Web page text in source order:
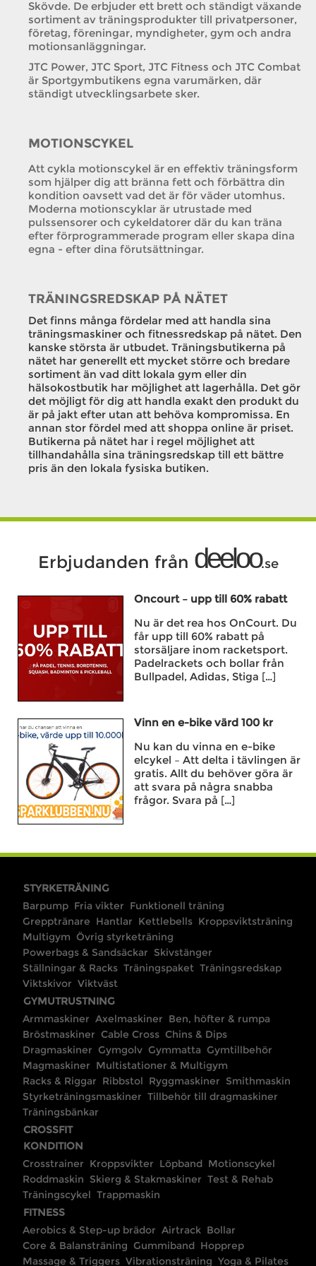
Skövde. De erbjuder ett brett och ständigt växande
sortiment av träningsprodukter till privatpersoner,
företag, föreningar, myndigheter, gym och andra
motionsanläggningar.
JTC Power, JTC Sport, JTC Fitness och JTC Combat
är Sportgymbutikens egna varumärken, där
ständigt utvecklingsarbete sker.
MOTIONSCYKEL
Att cykla motionscykel är en effektiv träningsform
som hjälper dig att bränna fett och förbättra din
kondition oavsett vad det är för väder utomhus.
Moderna motionscyklar är utrustade med
pulssensorer och cykeldatorer där du kan träna
efter förprogrammerade program eller skapa dina
egna - efter dina förutsättningar.
TRÄNINGSREDSKAP PÅ NÄTET
Det finns många fördelar med att handla sina
träningsmaskiner och fitnessredskap på nätet. Den
kanske största är utbudet. Träningsbutikerna på
nätet har generellt ett mycket större och bredare
sortiment än vad ditt lokala gym eller din
hälsokostbutik har möjlighet att lagerhålla. Det gör
det möjligt för dig att handla exakt den produkt du
är på jakt efter utan att behöva kompromissa. En
annan stor fördel med att shoppa online är priset.
Butikerna på nätet har i regel möjlighet att
tillhandahålla sina träningsredskap till ett bättre
pris än den lokala fysiska butiken.
Erbjudanden från deeloo.se
Oncourt – upp till 60% rabatt
Nu är det rea hos OnCourt. Du
får upp till 60% rabatt på
storsäljare inom racketsport.
Padelrackets och bollar från
Bullpadel, Adidas, Stiga […]
Vinn en e-bike värd 100 kr
Nu kan du vinna en e-bike
elcykel – Att delta i tävlingen är
gratis. Allt du behöver göra är
att svara på några snabba
frågor. Svara på […]
STYRKETRÄNING
Barpump Fria vikter Funktionell träning
Grepptränare Hantlar Kettlebells Kroppsviktsträning
Multigym Övrig styrketräning
Powerbags & Sandsäckar Skivstänger
Ställningar & Racks Träningspaket Träningsredskap
Viktskivor Viktväst
GYMUTRUSTNING
Armmaskiner Axelmaskiner Ben, höfter & rumpa
Bröstmaskiner Cable Cross Chins & Dips
Dragmaskiner Gymgolv Gymmatta Gymtillbehör
Magmaskiner Multistationer & Multigym
Racks & Riggar Ribbstol Ryggmaskiner Smithmaskin
Styrketräningsmaskiner Tillbehör till dragmaskiner
Träningsbänkar
CROSSFIT
KONDITION
Crosstrainer Kroppsvikter Löpband Motionscykel
Roddmaskin Skierg & Stakmaskiner Test & Rehab
Träningscykel Trappmaskin
FITNESS
Aerobics & Step-up brädor Airtrack Bollar
Core & Balansträning Gummiband Hopprep
Massage & Triggers Vibrationsträning Yoga & Pilates